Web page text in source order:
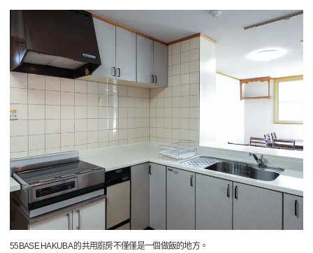
55BASE HAKUBA 的共用廚房不僅僅是一個做飯的地方。